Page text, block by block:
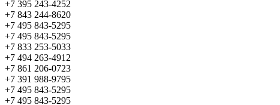
+7 395 243-4252
+7 843 244-8620
+7 495 843-5295
+7 495 843-5295
+7 833 253-5033
+7 494 263-4912
+7 861 206-0723
+7 391 988-9795
+7 495 843-5295
+7 495 843-5295